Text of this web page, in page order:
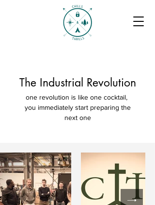
The Industrial Revolution
one revolution is like one cocktail,
you immediately start preparing the
next one